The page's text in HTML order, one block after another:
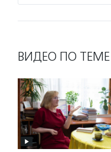
ВИДЕО ПО ТЕМЕ